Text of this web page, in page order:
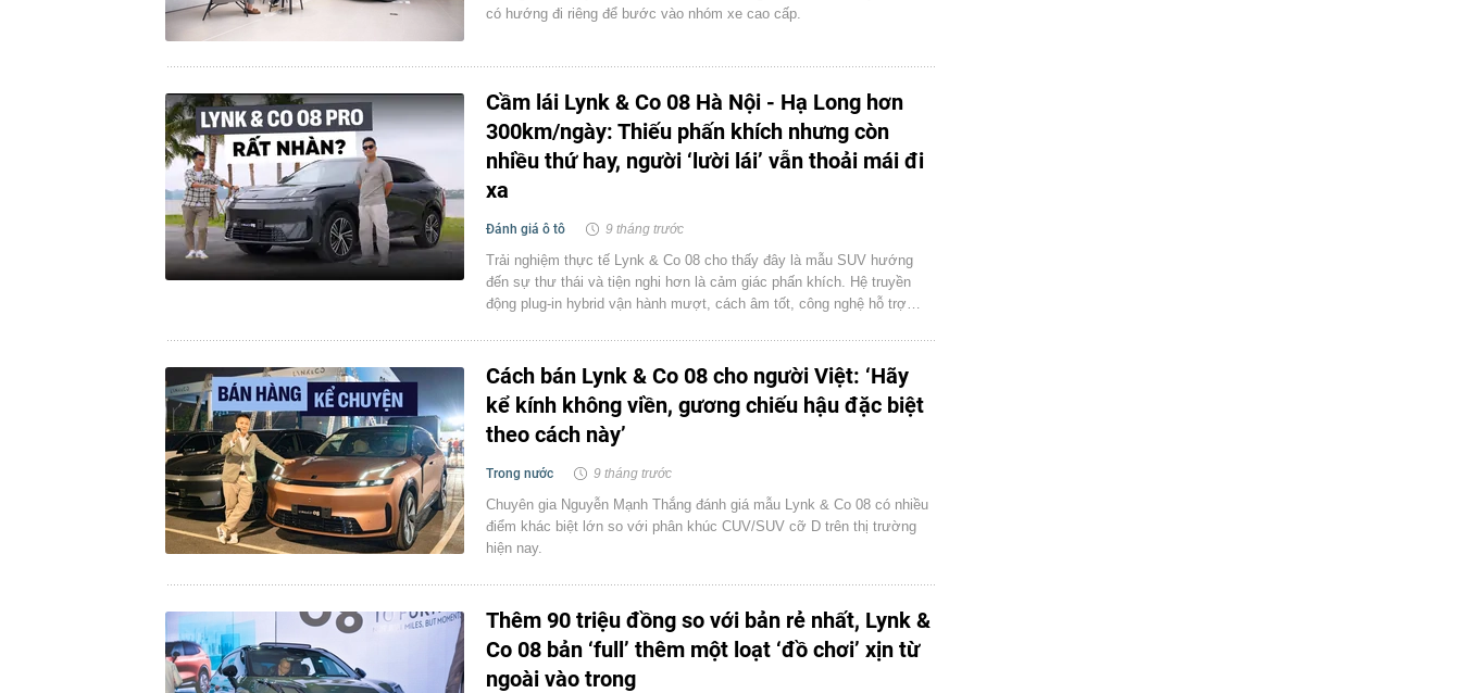
có hướng đi riêng để bước vào nhóm xe cao cấp.
Cầm lái Lynk & Co 08 Hà Nội - Hạ Long hơn
300km/ngày: Thiếu phấn khích nhưng còn
nhiều thứ hay, người ‘lười lái’ vẫn thoải mái đi
xa
Đánh giá ô tô 9 tháng trước
Trải nghiệm thực tế Lynk & Co 08 cho thấy đây là mẫu SUV hướng
đến sự thư thái và tiện nghi hơn là cảm giác phấn khích. Hệ truyền
động plug-in hybrid vận hành mượt, cách âm tốt, công nghệ hỗ trợ…
Cách bán Lynk & Co 08 cho người Việt: ‘Hãy
kể kính không viền, gương chiếu hậu đặc biệt
theo cách này’
Trong nước 9 tháng trước
Chuyên gia Nguyễn Mạnh Thắng đánh giá mẫu Lynk & Co 08 có nhiều
điểm khác biệt lớn so với phân khúc CUV/SUV cỡ D trên thị trường
hiện nay.
Thêm 90 triệu đồng so với bản rẻ nhất, Lynk &
Co 08 bản ‘full’ thêm một loạt ‘đồ chơi’ xịn từ
ngoài vào trong